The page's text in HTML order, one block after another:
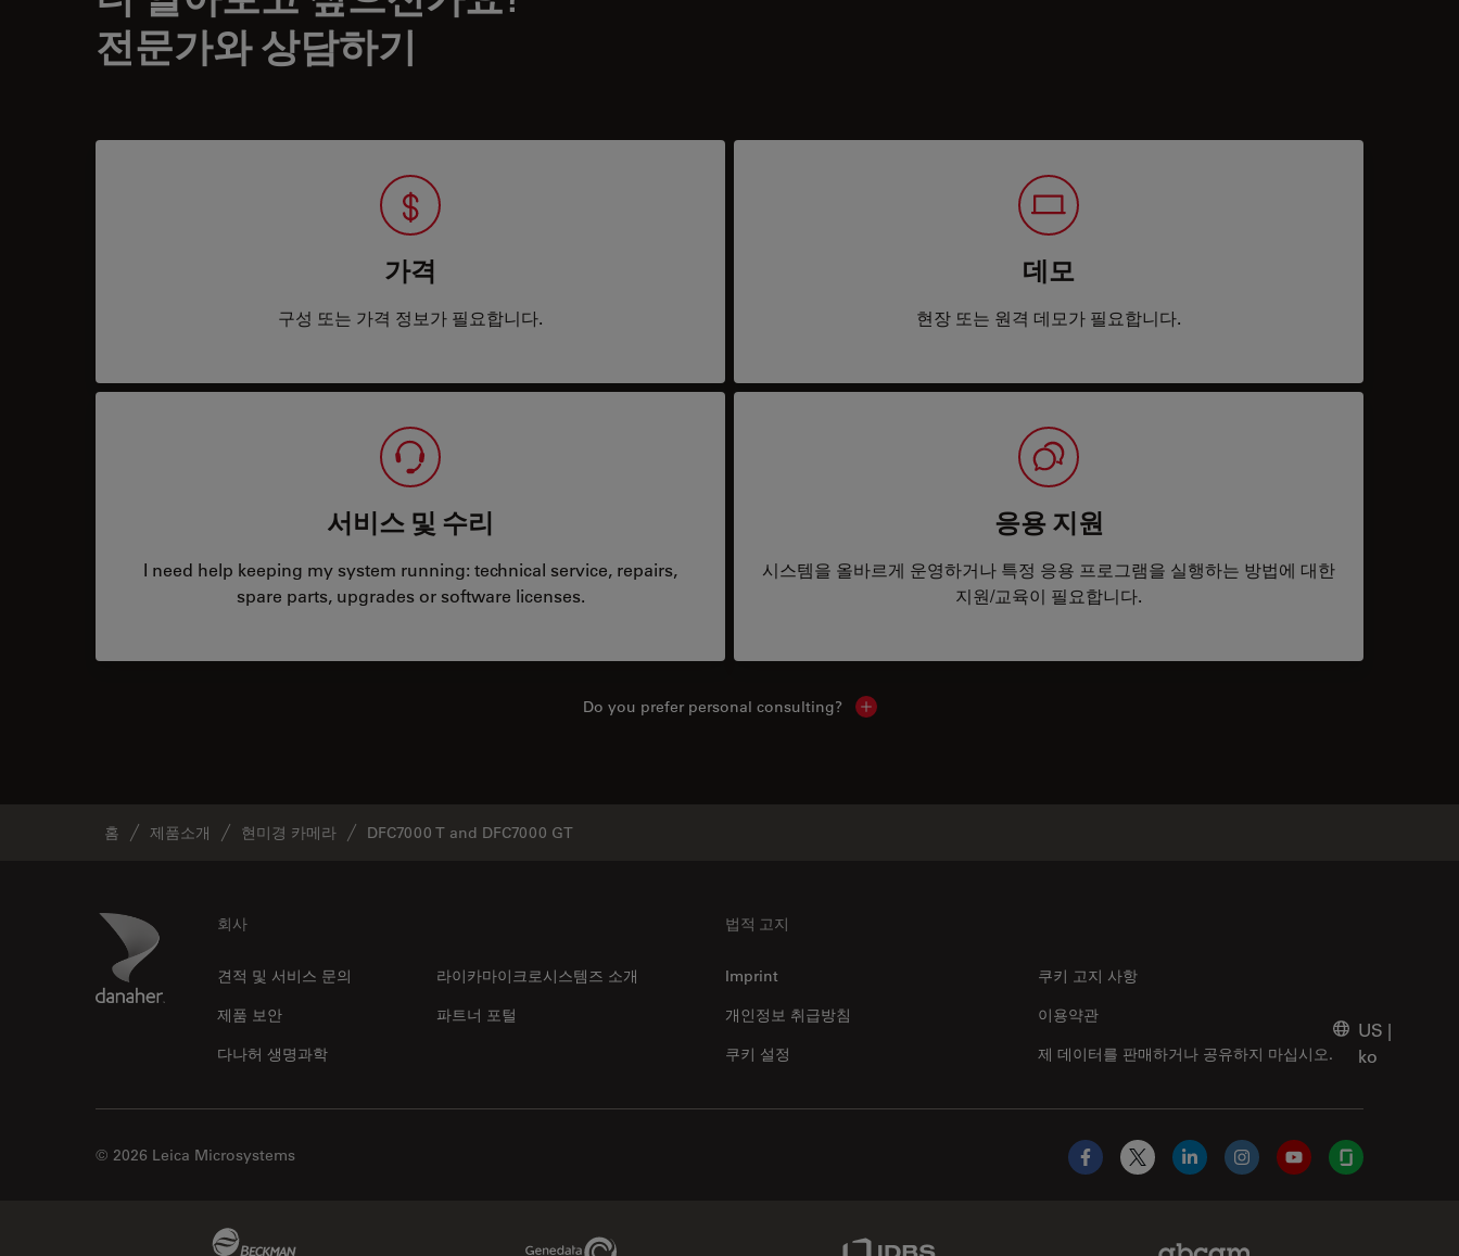
전문가와 상담하기
가격
구성 또는 가격 정보가 필요합니다.
데모
현장 또는 원격 데모가 필요합니다.
서비스 및 수리
I need help keeping my system running: technical service, repairs,
spare parts, upgrades or software licenses.
응용 지원
시스템을 올바르게 운영하거나 특정 응용 프로그램을 실행하는 방법에 대한
지원/교육이 필요합니다.
Do you prefer personal consulting? Show local contacts
홈 제품소개 현미경 카메라 DFC7000 T and DFC7000 GT
Danaher Logo 회사
견적 및 서비스 문의
라이카마이크로시스템즈 소개
제품 보안
파트너 포털
다나허 생명과학
법적 고지
Imprint
쿠키 고지 사항
개인정보 취급방침
제 데이터를 판매하거나 공유하지 마십시오.
이용약관
쿠키 설정
US |
ko
© 2026 Leica Microsystems
Facebook
X LinkedInInstagramYouTubeGlassdoor
Genedata Link